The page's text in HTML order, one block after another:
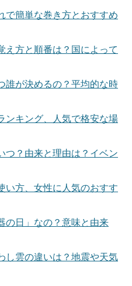
で簡単な巻き方とおすすめ
え方と順番は？国によって
誰が決めるの？平均的な時
ンキング、人気で格安な場
つ？由来と理由は？イベン
い方、女性に人気のおすす
の日」なの？意味と由来
し雲の違いは？地震や天気